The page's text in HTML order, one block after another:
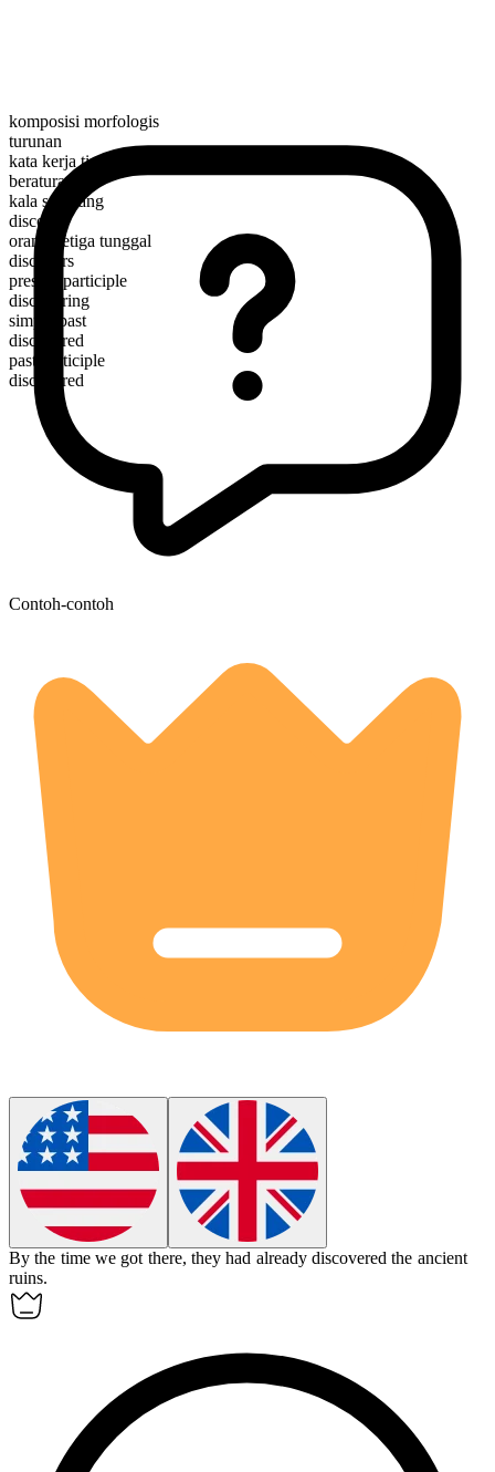
komposisi morfologis
turunan
kata kerja tindakan
beraturan
kala sekarang
discover
orang ketiga tunggal
discovers
present participle
discovering
simple past
discovered
past participle
discovered
Contoh-contoh
By the time we got there, they had already discovered the ancient
ruins.